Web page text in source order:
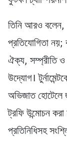
তিনি আরও
প্রতিযোগিতা নয়;
ঐক্য, সম্প্রীতি ও
উদ্যোগ।
অভিজাত হোটেলে
ট্রফি উন্মোচন
প্রতিনিধিসহ